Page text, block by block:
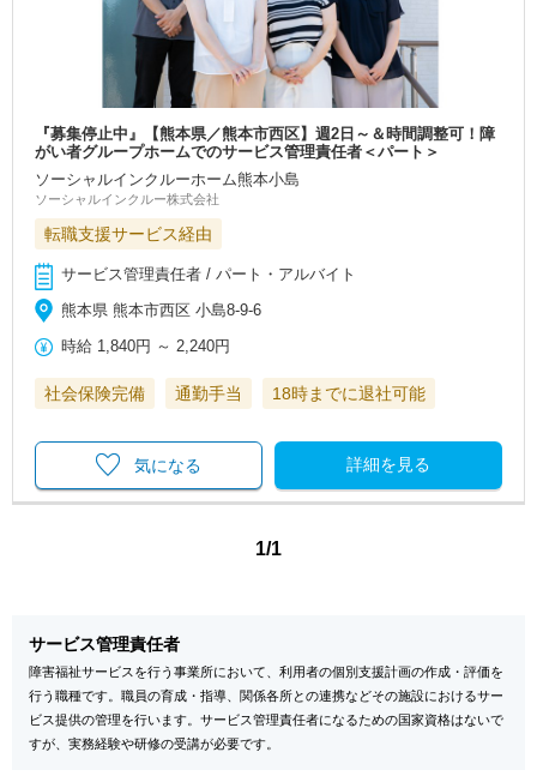
『募集停止中』【熊本県／熊本市西区】週2日～＆時間調整可！障
がい者グループホームでのサービス管理責任者＜パート＞
ソーシャルインクルーホーム熊本小島
ソーシャルインクルー株式会社
転職支援サービス経由
サービス管理責任者 / パート・アルバイト
熊本県 熊本市西区 小島8-9-6
時給 1,840円 ～ 2,240円
社会保険完備 通勤手当 18時までに退社可能
詳細を見る
気になる
1/1
サービス管理責任者
障害福祉サービスを行う事業所において、利用者の個別支援計画の作成・評価を
行う職種です。職員の育成・指導、関係各所との連携などその施設におけるサー
ビス提供の管理を行います。サービス管理責任者になるための国家資格はないで
すが、実務経験や研修の受講が必要です。